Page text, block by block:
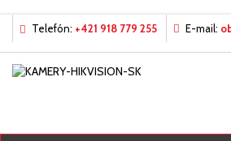
Telefón: +421 918 779 255 E-mail: